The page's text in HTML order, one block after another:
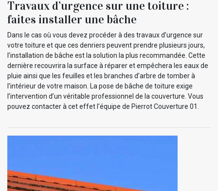
Travaux d’urgence sur une toiture :
faites installer une bâche
Dans le cas où vous devez procéder à des travaux d’urgence sur
votre toiture et que ces denriers peuvent prendre plusieurs jours,
l’installation de bâche est la solution la plus recommandée. Cette
dernière recouvrira la surface à réparer et empêchera les eaux de
pluie ainsi que les feuilles et les branches d’arbre de tomber à
l’intérieur de votre maison. La pose de bâche de toiture exige
l’intervention d’un véritable professionnel de la couverture. Vous
pouvez contacter à cet effet l’équipe de Pierrot Couverture 01.